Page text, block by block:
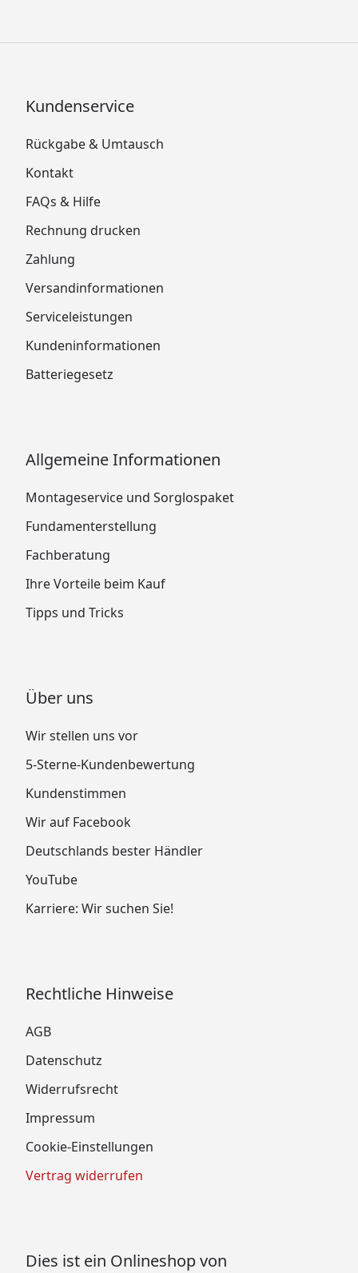
Kundenservice
Rückgabe & Umtausch
Kontakt
FAQs & Hilfe
Rechnung drucken
Zahlung
Versandinformationen
Serviceleistungen
Kundeninformationen
Batteriegesetz
Allgemeine Informationen
Montageservice und Sorglospaket
Fundamenterstellung
Fachberatung
Ihre Vorteile beim Kauf
Tipps und Tricks
Über uns
Wir stellen uns vor
5-Sterne-Kundenbewertung
Kundenstimmen
Wir auf Facebook
Deutschlands bester Händler
YouTube
Karriere: Wir suchen Sie!
Rechtliche Hinweise
AGB
Datenschutz
Widerrufsrecht
Impressum
Cookie-Einstellungen
Vertrag widerrufen
Dies ist ein Onlineshop von